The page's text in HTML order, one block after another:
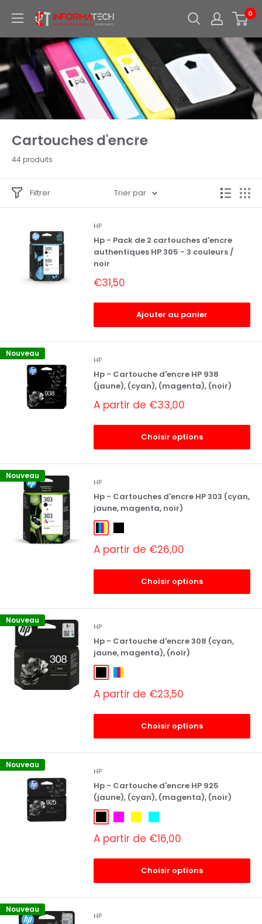
Informatech
Votre
expert
informatique
de
proximite
0
Cartouches d'encre
44 produits
Filtrer Trier par
HP
Hp - Pack de 2 cartouches d'encre
authentiques HP 305 - 3 couleurs /
noir
Prix
réduit
€31,50
Ajouter au panier
Nouveau
HP
Hp - Cartouche d'encre HP 938
(jaune), (cyan), (magenta), (noir)
Prix
réduit
A partir de €33,00
Choisir options
Nouveau
HP
Hp - Cartouches d'encre HP 303 (cyan,
jaune, magenta, noir)
Prix
réduit
A partir de €26,00
Choisir options
Nouveau
HP
Hp - Cartouche d'encre 308 (cyan,
jaune, magenta), (noir)
Prix
réduit
A partir de €23,50
Choisir options
Nouveau
HP
Hp - Cartouche d'encre HP 925
(jaune), (cyan), (magenta), (noir)
Prix
réduit
A partir de €16,00
Choisir options
Nouveau
HP